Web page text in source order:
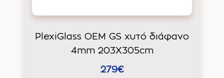
PlexiGlass OEM GS χυτό διάφανο
4mm 203X305cm
279€